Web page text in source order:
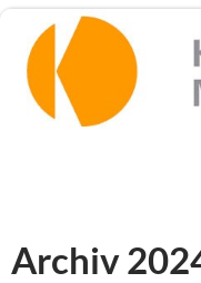
Inhalt
springen
Archiv